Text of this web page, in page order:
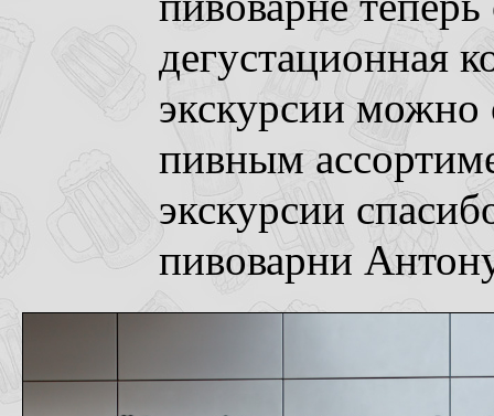
дегустационная
экскурсии можно
пивным
экскурсии
пивоварни